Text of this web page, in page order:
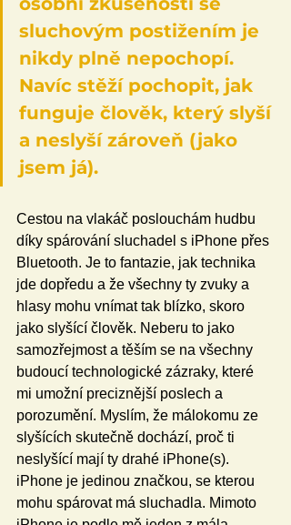
sluchovým postižením je
nikdy plně nepochopí.
Navíc stěží pochopit, jak
funguje člověk, který slyší
a neslyší zároveň (jako
jsem já).
Cestou na vlakáč poslouchám hudbu
díky spárování sluchadel s iPhone přes
Bluetooth. Je to fantazie, jak technika
jde dopředu a že všechny ty zvuky a
hlasy mohu vnímat tak blízko, skoro
jako slyšící člověk. Neberu to jako
samozřejmost a těším se na všechny
budoucí technologické zázraky, které
mi umožní preciznější poslech a
porozumění. Myslím, že málokomu ze
slyšících skutečně dochází, proč ti
neslyšící mají ty drahé iPhone(s).
iPhone je jedinou značkou, se kterou
mohu spárovat má sluchadla. Mimoto